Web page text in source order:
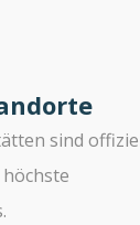
sind